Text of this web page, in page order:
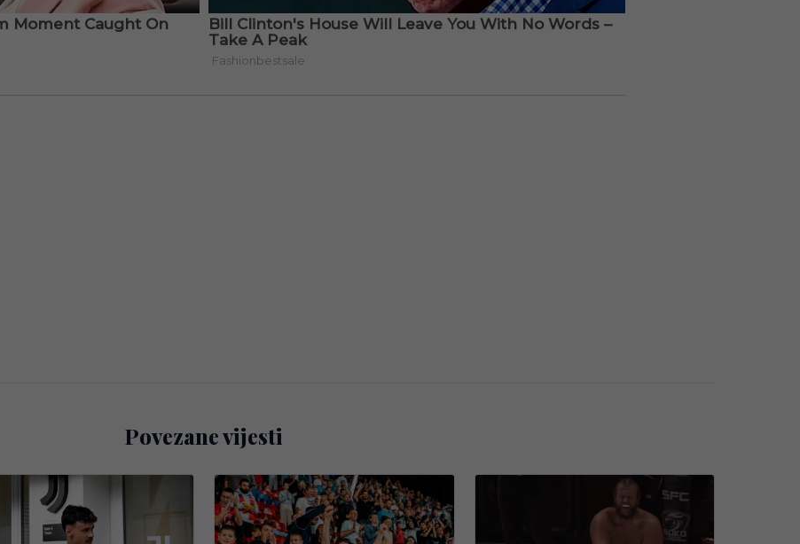
Povezane vijesti